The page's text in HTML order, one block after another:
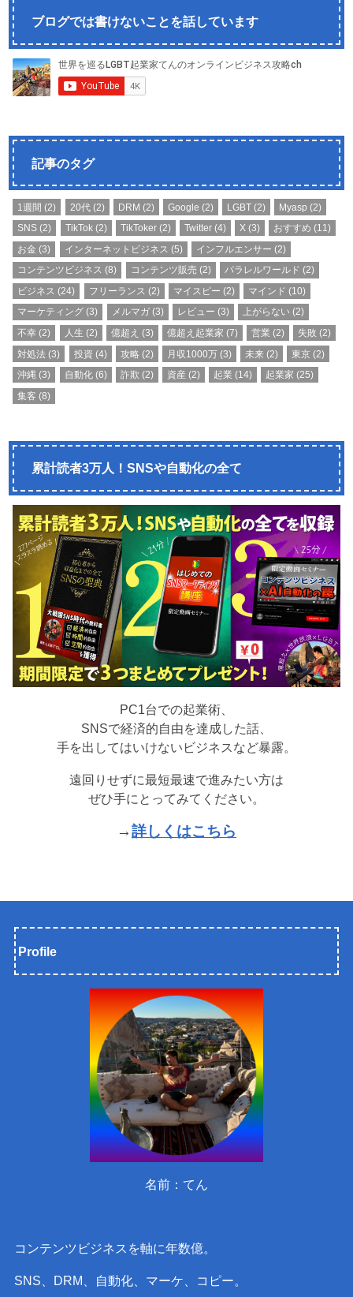
ブログでは書けないことを話しています
記事のタグ
1週間 (2) 20代 (2) DRM (2) Google (2) LGBT (2) Myasp (2)
SNS (2) TikTok(2) TikToker(2) Twitter (4) X (3) おすすめ (11)
お金 (3) インターネットビジネス (5) インフルエンサー (2)
コンテンツビジネス (8) コンテンツ販売 (2) パラレルワールド (2)
ビジネス (24) フリーランス (2) マイスピー (2) マインド (10)
マーケティング (3) メルマガ(3) レビュー (3) 上がらない (2)
不幸 (2) 人生 (2) 億超え (3) 億超え起業家 (7) 営業 (2) 失敗 (2)
対処法 (3) 投資 (4) 攻略 (2) 月収1000万 (3) 未来 (2) 東京 (2)
沖縄 (3) 自動化(6) 詐欺 (2) 資産 (2) 起業 (14) 起業家 (25)
集客 (8)
累計読者3万人！SNSや自動化の全て
PC1台での起業術、
SNSで経済的自由を達成した話、
手を出してはいけないビジネスなど暴露。
遠回りせずに最短最速で進みたい方は
ぜひ手にとってみてください。
→詳しくはこちら
Profile
名前：てん
コンテンツビジネスを軸に年数億。
SNS、DRM、自動化、マーケ、コピー。